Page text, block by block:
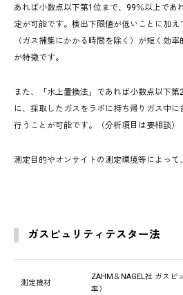
あれば小数点以下第1位まで、99％以上であ
定が可能です。検出下限値が低いことに加え
（ガス捕集にかかる時間を除く）が短く効率
が特徴です。
また、「水上置換法」であれば小数点以下
に、採取したガスをラボに持ち帰りガス中
行うことが可能です。（分析項目は要相談）
測定目的やオンサイトの測定環境等によって
ガスピュリティテスター法
測定機材
ZAHM＆NAGEL社 ガスピ
率）